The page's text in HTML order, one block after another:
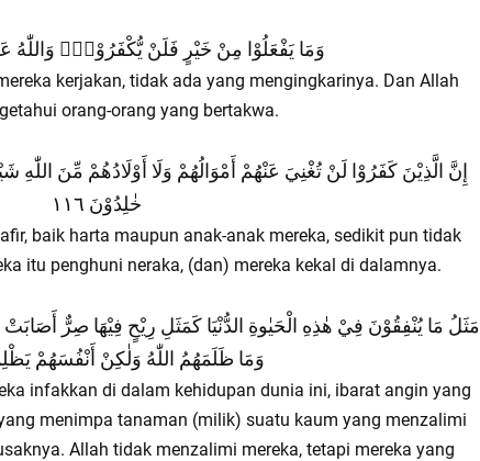
وَمَا يَفْعَلُوْا مِنْ خَيْرٍ فَلَنْ يُّكْفَرُوْهُۗ وَاللّٰهُ عَلِيْمٌ
kerjakan, tidak ada yang mengingkarinya. Dan Allah
orang-orang yang bertakwa.
إِنَّ الَّذِيْنَ كَفَرُوْا لَنْ تُغْنِيَ عَنْهُمْ أَمْوَالُهُمْ وَلَا أَوْلَادُهُمْ مِّنَ
خٰلِدُوْنَ ١١٦
baik harta maupun anak-anak mereka, sedikit pun tidak
itu penghuni neraka, (dan) mereka kekal di dalamnya.
مَثَلُ مَا يُنْفِقُوْنَ فِيْ هٰذِهِ الْحَيٰوةِ الدُّنْيَا كَمَثَلِ رِيْحٍ فِيْهَا صِرٌّ
وَمَا ظَلَمَهُمُ اللّٰهُ وَلٰكِنْ أَنْفُسَهُمْ
infakkan di dalam kehidupan dunia ini, ibarat angin yang
menimpa tanaman (milik) suatu kaum yang menzalimi
Allah tidak menzalimi mereka, tetapi mereka yang